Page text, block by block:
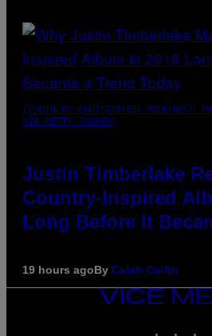
(PHOTO BY CHRISTOPHER POLK/NBCU
VIA GETTY IMAGES)
Justin Timberlake
Country-Inspired
Long Before It
19 hours agoBy Caleb Catlin
VICE
MEDIA